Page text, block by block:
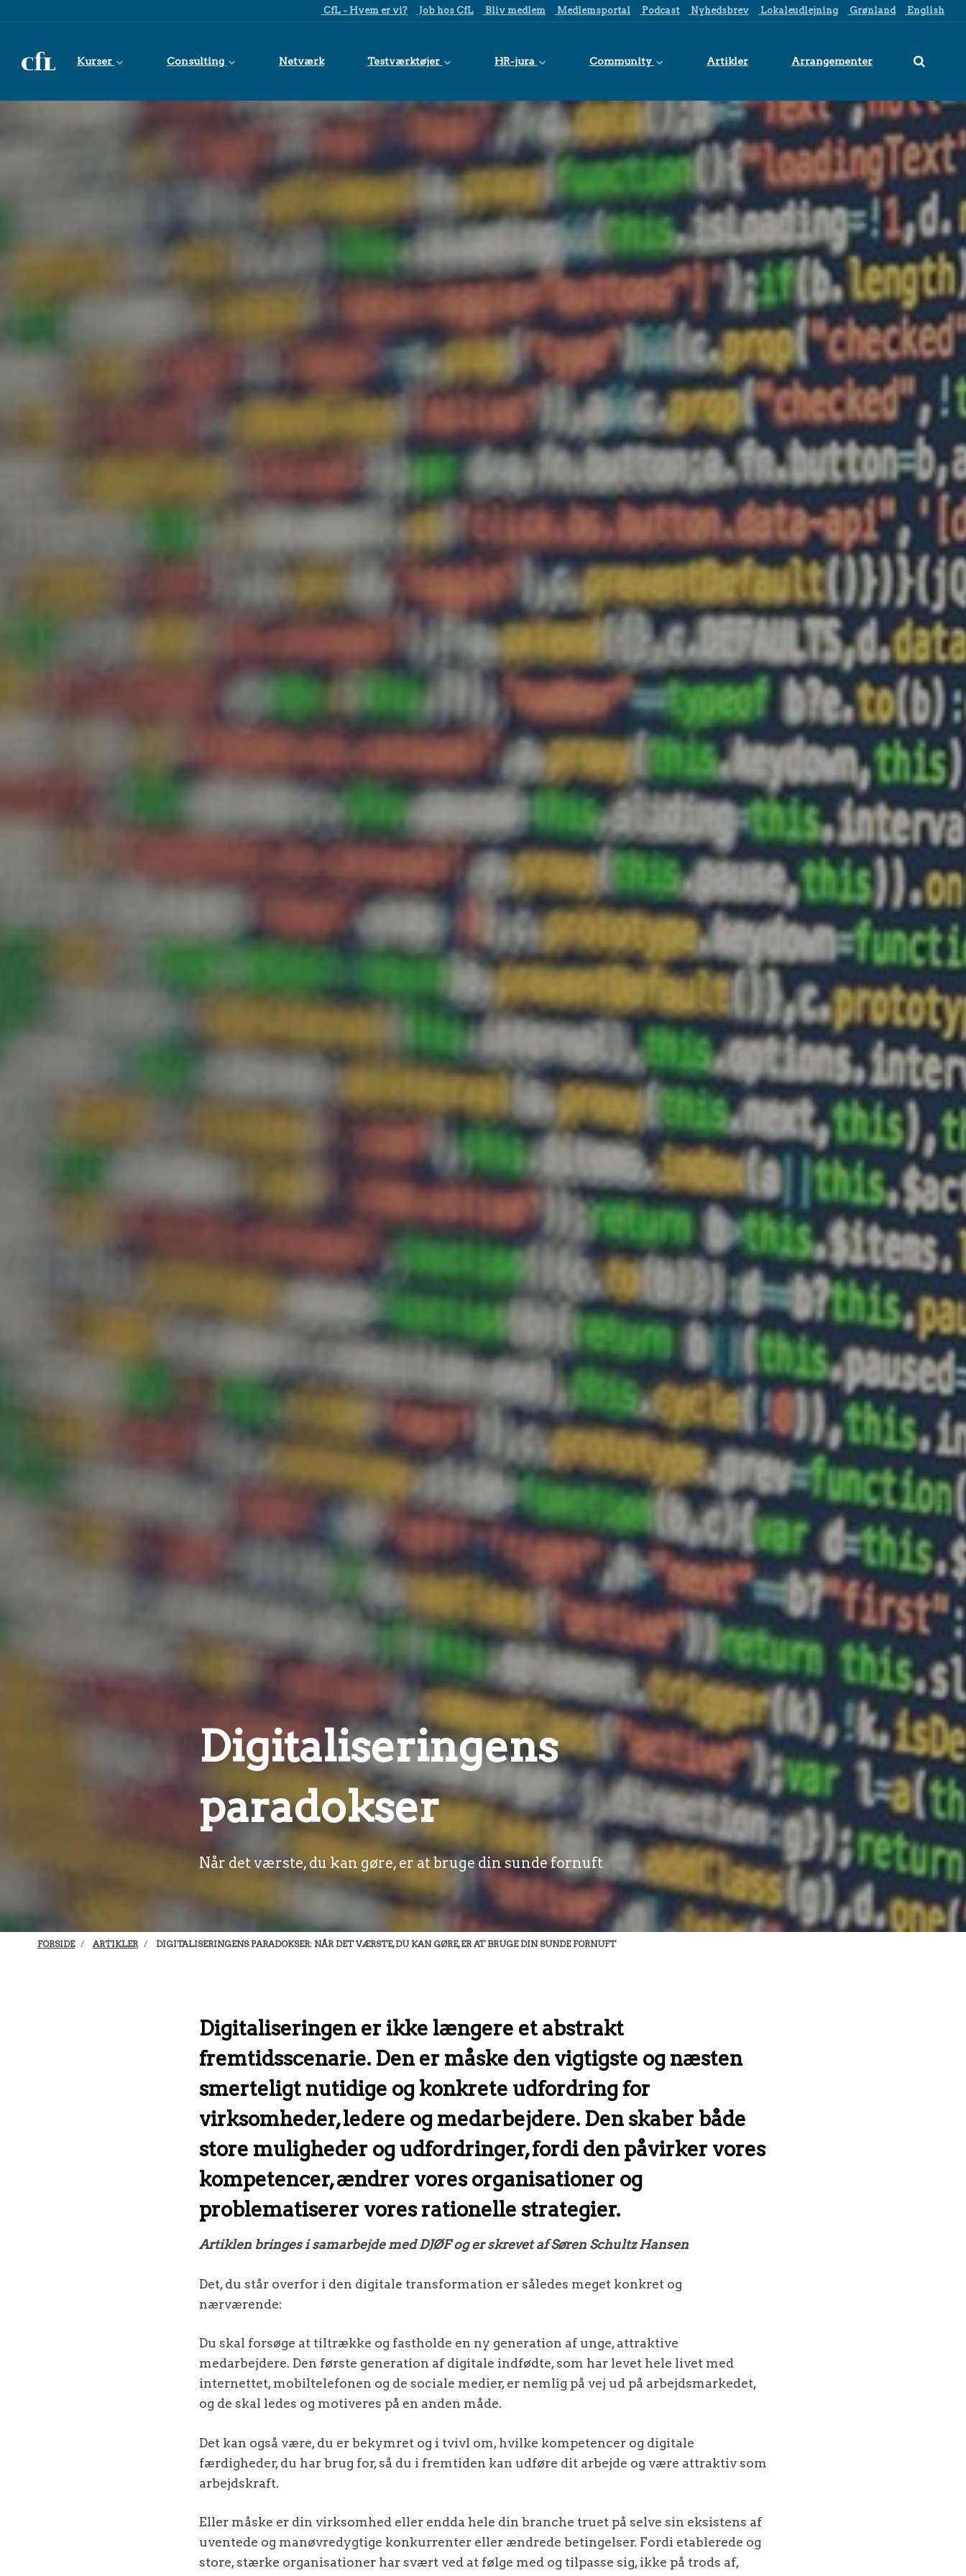
CfL - Hvem er vi? Job hos CfL Bliv medlem Medlemsportal Podcast Nyhedsbrev Lokaleudlejning Grønland English
Kurser Consulting Netværk Testværktøjer HR-jura Community Artikler Arrangementer
Digitaliseringens
paradokser
Når det værste, du kan gøre, er at bruge din sunde fornuft
FORSIDE ARTIKLER DIGITALISERINGENS PARADOKSER: NÅR DET VÆRSTE, DU KAN GØRE, ER AT BRUGE DIN SUNDE FORNUFT
Digitaliseringen er ikke længere et abstrakt
fremtidsscenarie. Den er måske den vigtigste og næsten
smerteligt nutidige og konkrete udfordring for
virksomheder, ledere og medarbejdere. Den skaber både
store muligheder og udfordringer, fordi den påvirker vores
kompetencer, ændrer vores organisationer og
problematiserer vores rationelle strategier.
Artiklen bringes i samarbejde med DJØF og er skrevet af Søren Schultz Hansen
Det, du står overfor i den digitale transformation er således meget konkret og
nærværende:
Du skal forsøge at tiltrække og fastholde en ny generation af unge, attraktive
medarbejdere. Den første generation af digitale indfødte, som har levet hele livet med
internettet, mobiltelefonen og de sociale medier, er nemlig på vej ud på arbejdsmarkedet,
og de skal ledes og motiveres på en anden måde.
Det kan også være, du er bekymret og i tvivl om, hvilke kompetencer og digitale
færdigheder, du har brug for, så du i fremtiden kan udføre dit arbejde og være attraktiv som
arbejdskraft.
Eller måske er din virksomhed eller endda hele din branche truet på selve sin eksistens af
uventede og manøvredygtige konkurrenter eller ændrede betingelser. Fordi etablerede og
store, stærke organisationer har svært ved at følge med og tilpasse sig, ikke på trods af,